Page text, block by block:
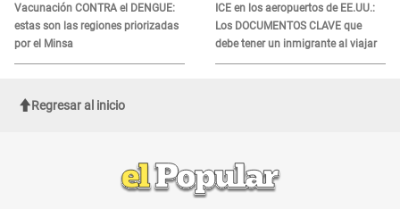
Vacunación CONTRA el DENGUE:
estas son las regiones priorizadas
por el Minsa
ICE en los aeropuertos de EE.UU.:
Los DOCUMENTOS CLAVE que
debe tener un inmigrante al viajar
Regresar al inicio